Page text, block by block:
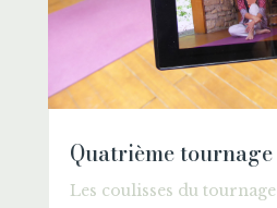
Quatrième tournage
Les coulisses du tournage